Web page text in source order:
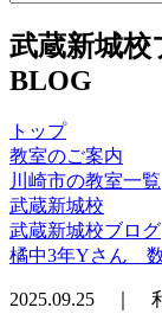
武蔵新城校
BLOG
トップ
教室のご案内
川崎市の教室一覧
武蔵新城校
武蔵新城校ブログ
橘中3年Yさん 数
2025.09.25 ｜